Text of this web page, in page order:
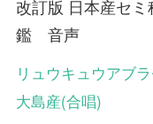
改訂版 日本産セミ科図
鑑 音声
ヤクシマエゾゼミ
昆虫 2018/07/06